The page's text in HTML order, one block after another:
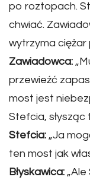
po roztopach.
chwiać.
wytrzyma ciężar
Zawiadowca:
przewieźć
most jest
Stefcia, słysząc
Stefcia: „Ja
ten most jak
Błyskawica: